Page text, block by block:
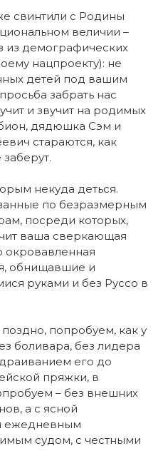
свинтили с Родины
величии –
из демографических
нацпроекту): не
детей под вашим
забрать нас
и звучит на родимых
дядюшка Сэм и
стараются, как
некуда деться.
по безразмерным
посреди которых,
ваша сверкающая
окровавленная
обнищавшие и
руками и без Руссо в
попробуем, как у
боливара, без лидера
его до
пряжки, в
– без внешних
а с ясной
ежедневным
судом, с честными